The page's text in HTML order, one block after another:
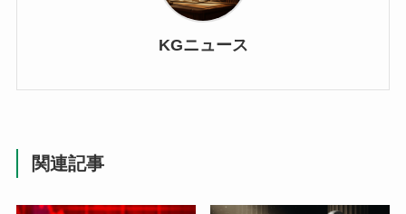
KGニュース
関連記事